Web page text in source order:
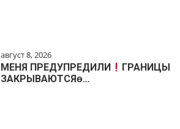
август 8, 2026
МЕНЯ ПРЕДУПРЕДИЛИ
ГРАНИЦЫ
ЗАКРЫВАЮТСЯɵ…